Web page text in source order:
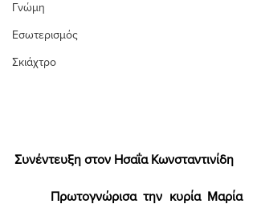
Γνώμη
Εσωτερισμός
Σκιάχτρο
Συνέντευξη στον Ησαΐα Κωνσταντινίδη